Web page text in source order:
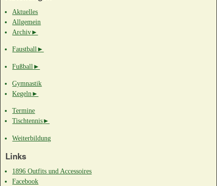
Aktuelles
Allgemein
Archiv►
Faustball►
Fußball►
Gymnastik
Kegeln►
Termine
Tischtennis►
Weiterbildung
Links
1896 Outfits und Accessoires
Facebook